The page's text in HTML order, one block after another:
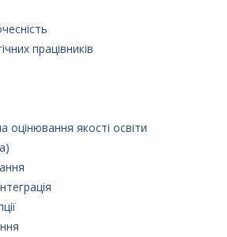
працівників
оцінювання якості освіти